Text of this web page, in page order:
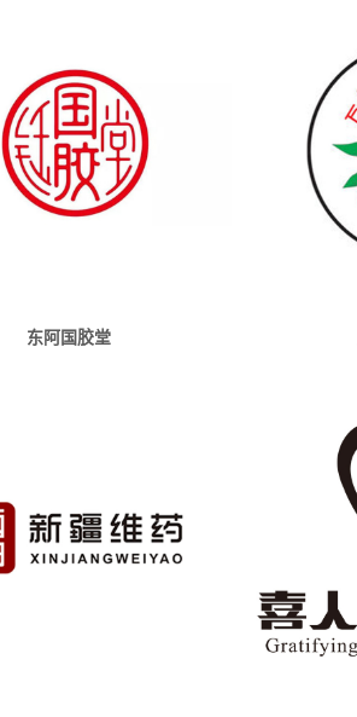
东阿国胶堂